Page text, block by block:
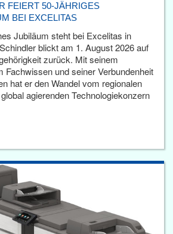
FEIERT 50-JÄHRIGES
BEI EXCELITAS
Jubiläum steht bei Excelitas in
blickt am 1. August 2026 auf
zurück. Mit seinem
Fachwissen und seiner Verbundenheit
hat er den Wandel vom regionalen
agierenden Technologiekonzern